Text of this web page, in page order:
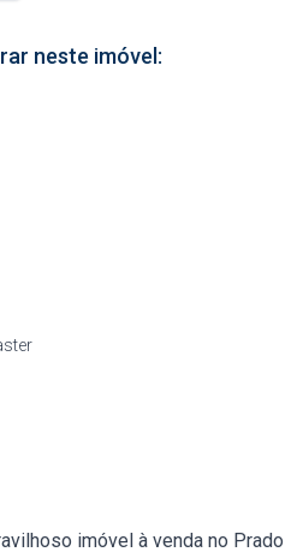
neste imóvel:
imóvel à venda no Prado